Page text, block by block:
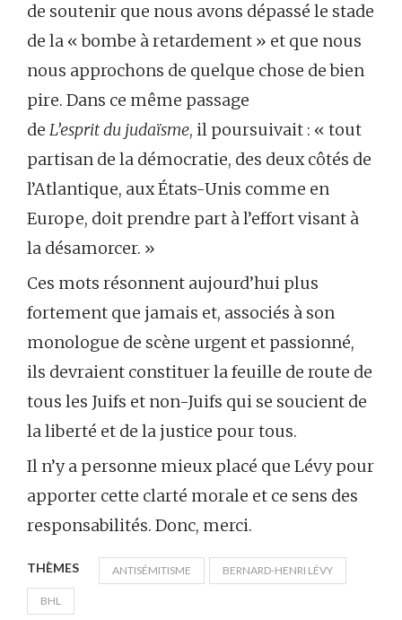
de soutenir que nous avons dépassé le stade
de la « bombe à retardement » et que nous
nous approchons de quelque chose de bien
pire. Dans ce même passage
de L’espritdu judaïsme, il poursuivait : « tout
partisan de la démocratie, des deux côtés de
l’Atlantique, aux États-Unis comme en
Europe, doit prendre part à l’effort visant à
la désamorcer. »
Ces mots résonnent aujourd’hui plus
fortement que jamais et, associés à son
monologue de scène urgent et passionné,
ils devraient constituer la feuille de route de
tous les Juifs et non-Juifs qui se soucient de
la liberté et de la justice pour tous.
Il n’y a personne mieux placé que Lévy pour
apporter cette clarté morale et ce sens des
responsabilités. Donc, merci.
THÈMES ANTISÉMITISME BERNARD-HENRI LÉVY
BHL